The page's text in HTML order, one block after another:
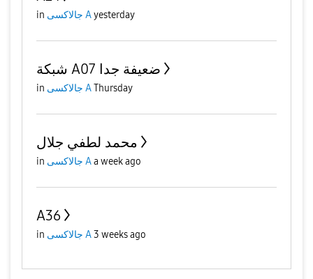
in جالاكسى Ayesterday
شبكة A07 ضعيفة جدا
in جالاكسى AThursday
محمد لطفي جلال
in جالاكسى Aa week ago
A36
in جالاكسى A3 weeks ago